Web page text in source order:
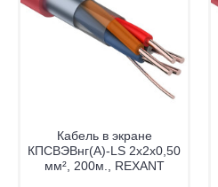
Кабель в экране
КПСВЭВнг(А)-LS 2х2х0,50
мм², 200м., REXANT